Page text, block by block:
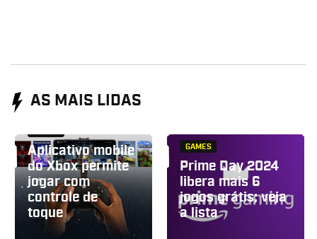
AS MAIS LIDAS
Aplicativo mobile
do Xbox permite
jogar com
controle de
toque
GAMES
Prime Day 2024
libera mais 6
jogos grátis; veja
a lista